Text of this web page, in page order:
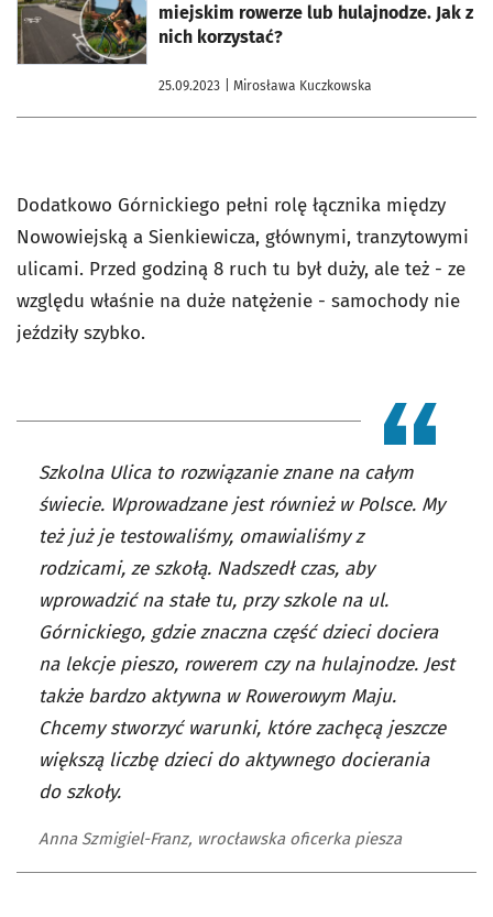
miejskim rowerze lub hulajnodze. Jak z
nich korzystać?
25.09.2023 | Mirosława Kuczkowska
Dodatkowo Górnickiego pełni rolę łącznika między
Nowowiejską a Sienkiewicza, głównymi, tranzytowymi
ulicami. Przed godziną 8 ruch tu był duży, ale też - ze
względu właśnie na duże natężenie - samochody nie
jeździły szybko.
Szkolna Ulica to rozwiązanie znane na całym
świecie. Wprowadzane jest również w Polsce. My
też już je testowaliśmy, omawialiśmy z
rodzicami, ze szkołą. Nadszedł czas, aby
wprowadzić na stałe tu, przy szkole na ul.
Górnickiego, gdzie znaczna część dzieci dociera
na lekcje pieszo, rowerem czy na hulajnodze. Jest
także bardzo aktywna w Rowerowym Maju.
Chcemy stworzyć warunki, które zachęcą jeszcze
większą liczbę dzieci do aktywnego docierania
do szkoły.
Anna Szmigiel-Franz, wrocławska oficerka piesza